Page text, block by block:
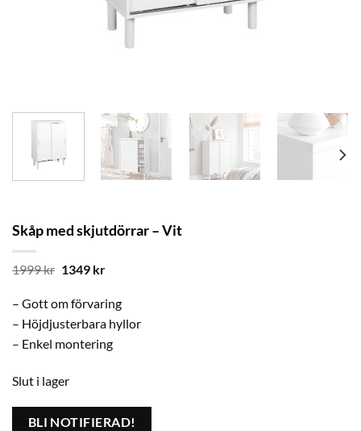
Skåp med skjutdörrar – Vit
1999kr Det
var:
1999 kr.
1349 krDet
är:
1349 kr.
– Gott om förvaring
– Höjdjusterbara hyllor
– Enkel montering
Slut i lager
BLI NOTIFIERAD!